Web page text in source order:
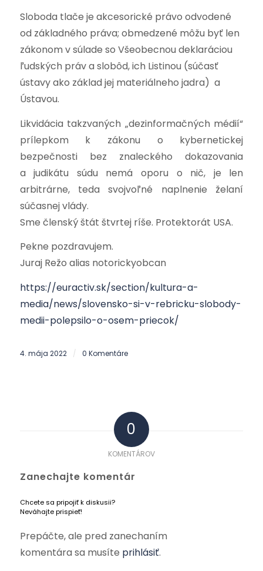
Sloboda tlače je akcesorické právo odvodené
od základného práva; obmedzené môžu byť len
zákonom v súlade so Všeobecnou deklaráciou
ľudských práv a slobôd, ich Listinou (súčasť
ústavy ako základ jej materiálneho jadra) a
Ústavou.
Likvidácia takzvaných „dezinformačných médií“
prílepkom k zákonu o kybernetickej
bezpečnosti bez znaleckého dokazovania
a judikátu súdu nemá oporu o nič, je len
arbitrárne, teda svojvoľné naplnenie želaní
súčasnej vlády.
Sme členský štát štvrtej ríše. Protektorát USA.
Pekne pozdravujem.
Juraj Režo alias notorickyobcan
https://euractiv.sk/section/kultura-a-
media/news/slovensko-si-v-rebricku-slobody-
medii-polepsilo-o-osem-priecok/
4. mája 2022 / 0 Komentáre
0
KOMENTÁROV
Zanechajte komentár
Chcete sa pripojiť k diskusii?
Neváhajte prispieť!
Prepáčte, ale pred zanechaním
komentára sa musíte prihlásiť.